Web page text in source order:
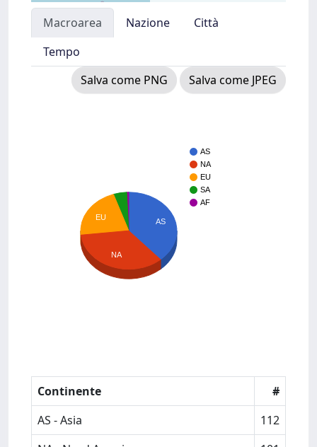
Macroarea Nazione
Città
Tempo
Salva come PNG
Salva come JPEG
AS
NA
EU
SA
AF
AS
EU
NA
Continente
#
AS - Asia
112